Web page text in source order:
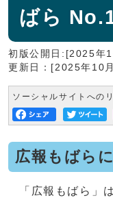
ばら
初版公開日:[2025年
更新日：[2025年10
ソーシャルサイトへの
広報もばら
「広報もばら」